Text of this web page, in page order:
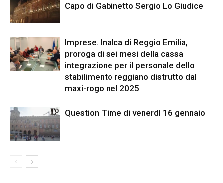
Capo di Gabinetto Sergio Lo Giudice
Imprese. Inalca di Reggio Emilia,
proroga di sei mesi della cassa
integrazione per il personale dello
stabilimento reggiano distrutto dal
maxi-rogo nel 2025
Question Time di venerdì 16 gennaio